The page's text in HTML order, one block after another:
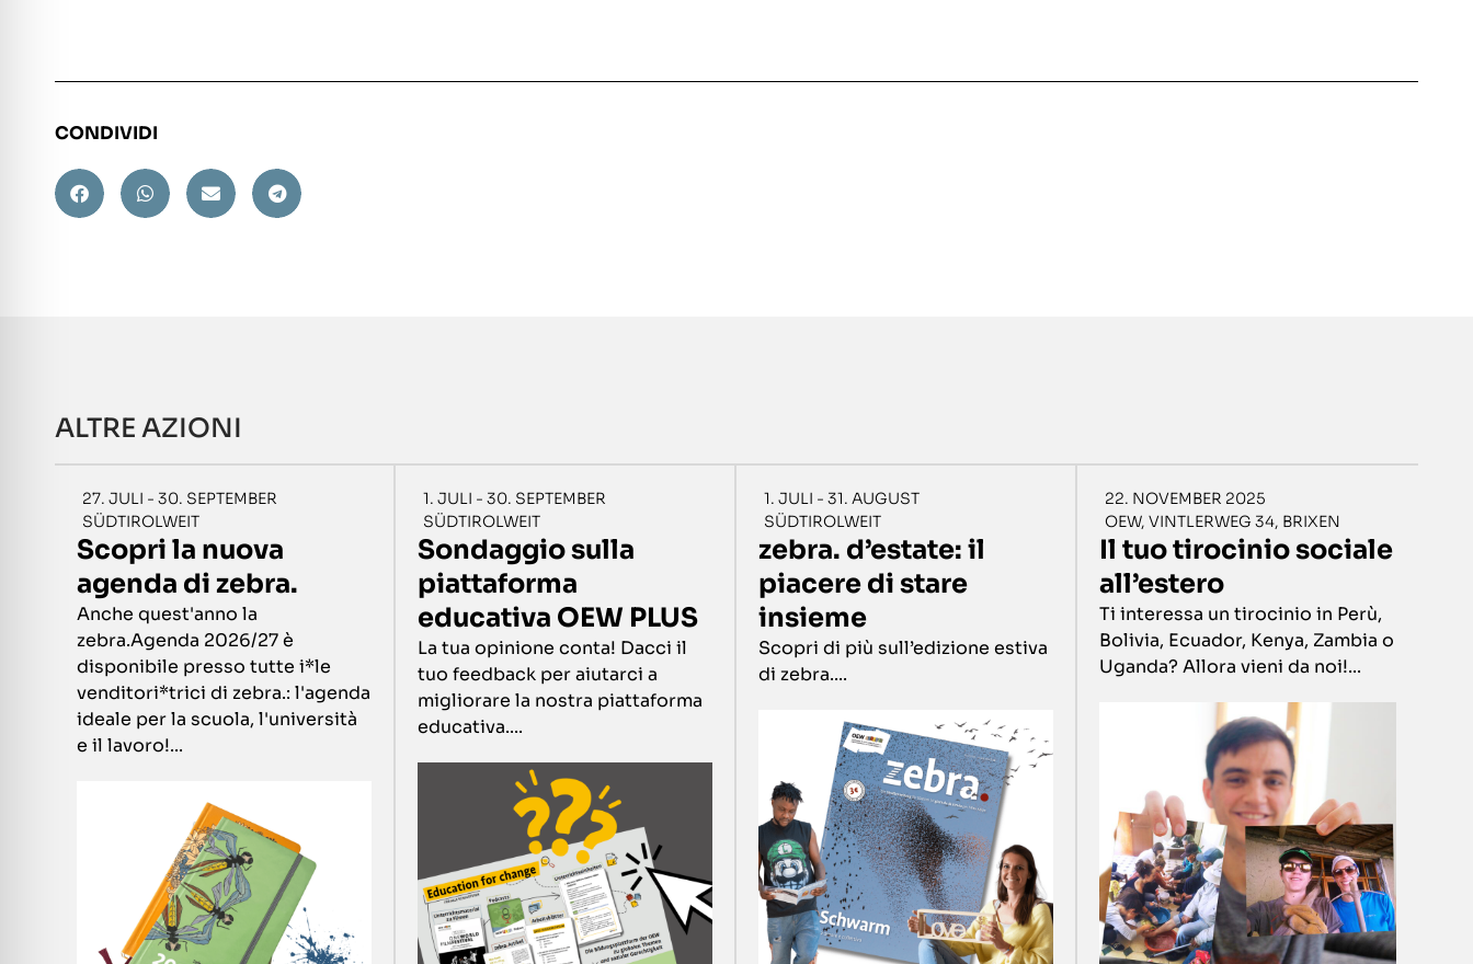
CONDIVIDI
ALTRE AZIONI
27. JULI - 30. SEPTEMBER
SÜDTIROLWEIT
Scopri la nuova
agenda di zebra.
Anche quest'anno la
zebra.Agenda 2026/27 è
disponibile presso tutte i*le
venditori*trici di zebra.: l'agenda
ideale per la scuola, l'università
e il lavoro!...
1. JULI - 30. SEPTEMBER
SÜDTIROLWEIT
Sondaggio sulla
piattaforma
educativa OEW PLUS
La tua opinione conta! Dacci il
tuo feedback per aiutarci a
migliorare la nostra piattaforma
educativa....
1. JULI - 31. AUGUST
SÜDTIROLWEIT
zebra. d’estate: il
piacere di stare
insieme
Scopri di più sull’edizione estiva
di zebra....
22. NOVEMBER 2025
OEW, VINTLERWEG 34, BRIXEN
Il tuo tirocinio sociale
all’estero
Ti interessa un tirocinio in Perù,
Bolivia, Ecuador, Kenya, Zambia o
Uganda? Allora vieni da noi!...